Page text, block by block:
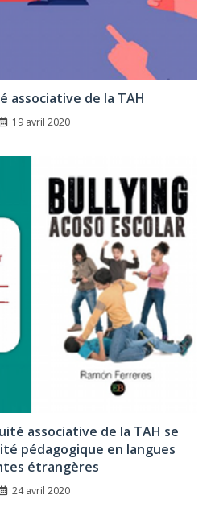
associative de la TAH
19 avril 2020
associative de la TAH se
pédagogique en langues
étrangères
24 avril 2020